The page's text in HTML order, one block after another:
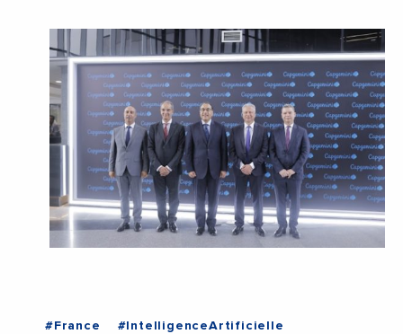
#France
#IntelligenceArtificielle